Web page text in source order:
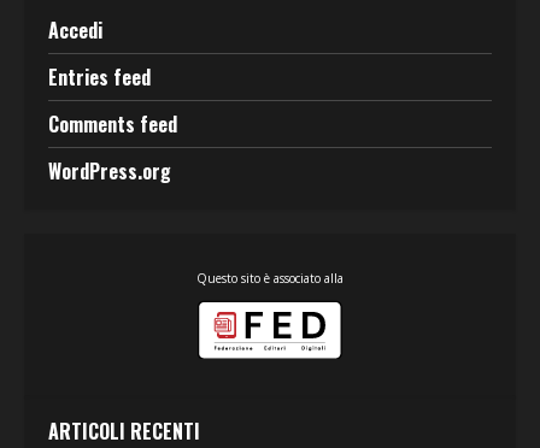
Accedi
Entries feed
Comments feed
WordPress.org
Questo sito è associato alla
ARTICOLI RECENTI